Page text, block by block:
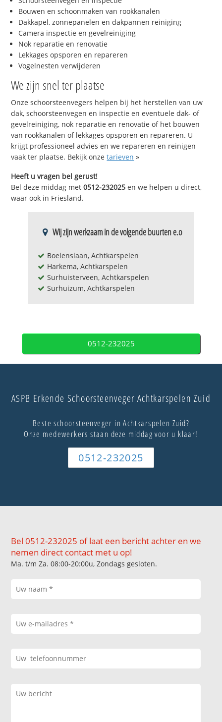
Bouwen en schoonmaken van rookkanalen
Dakkapel, zonnepanelen en dakpannen reiniging
Camera inspectie en gevelreiniging
Nok reparatie en renovatie
Lekkages opsporen en repareren
Vogelnesten verwijderen
We zijn snel ter plaatse
Onze schoorsteenvegers helpen bij het herstellen van uw
dak, schoorsteenvegen en inspectie en eventuele dak- of
gevelreiniging, nok reparatie en renovatie of het bouwen
van rookkanalen of lekkages opsporen en repareren. U
krijgt professioneel advies en we repareren en reinigen
vaak ter plaatse. Bekijk onzetarieven »
Heeft u vragen bel gerust!
Bel deze middag met0512-232025 en we helpen u direct,
waar ook in Friesland.
Wij zijn werkzaam in de volgende buurten e.o
Boelenslaan, Achtkarspelen
Harkema, Achtkarspelen
Surhuisterveen, Achtkarspelen
Surhuizum, Achtkarspelen
0512-232025
ASPB Erkende Schoorsteenveger Achtkarspelen Zuid
Beste schoorsteenveger in Achtkarspelen Zuid?
Onze medewerkers staan deze middag voor u klaar!
0512-232025
Bel 0512-232025 of laat een bericht achter en we
nemen direct contact met u op!
Ma. t/m Za. 08:00-20:00u, Zondags gesloten.